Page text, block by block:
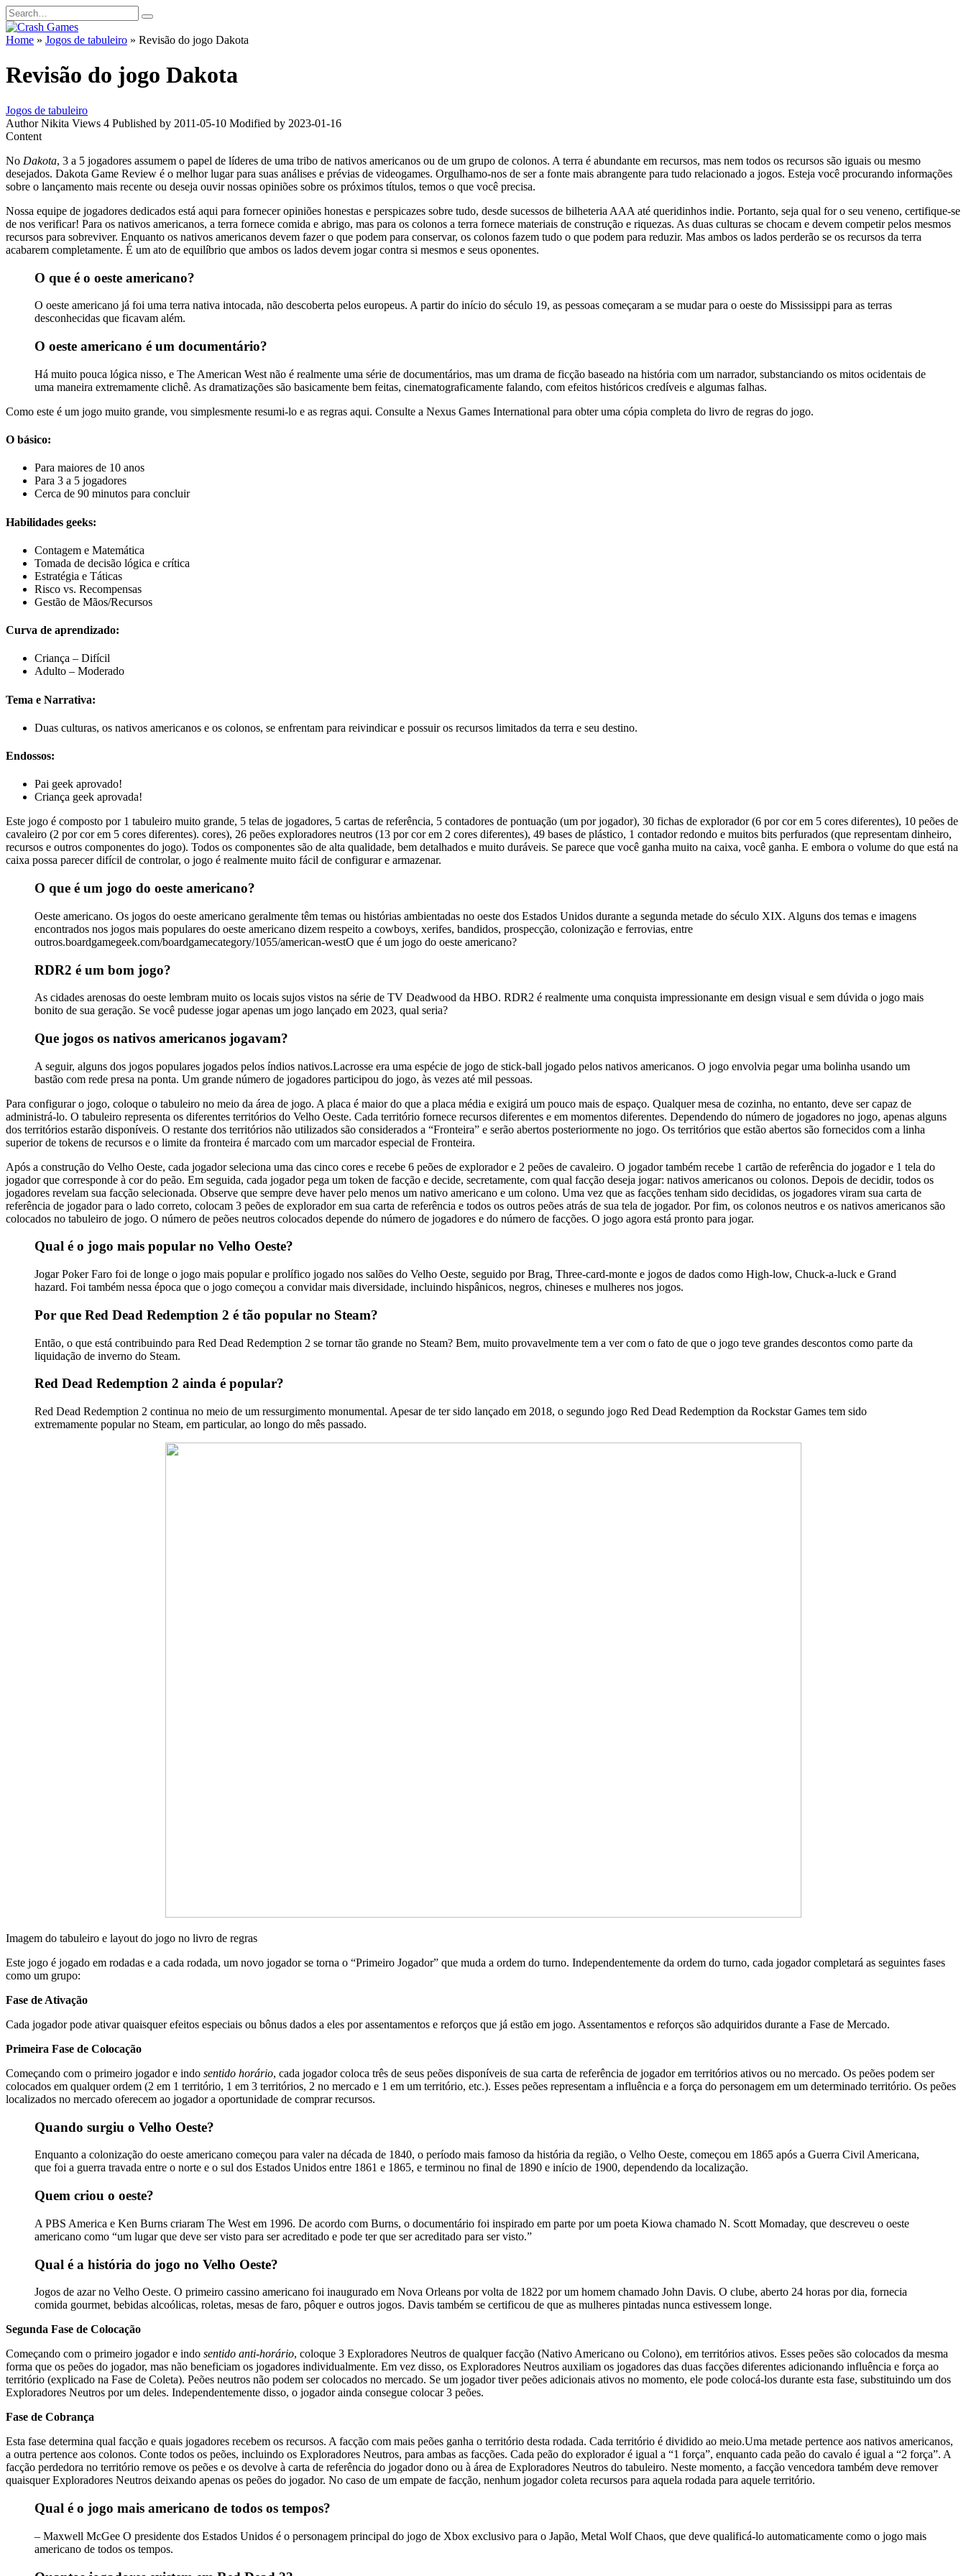
Skip
to
content
Search
for:
Home » Jogos de tabuleiro » Revisão do jogo Dakota
Revisão do jogo Dakota
Jogos de tabuleiro
Author Nikita Views 4 Published by 2011-05-10 Modified by 2023-01-16
Content
No Dakota, 3 a 5 jogadores assumem o papel de líderes de uma tribo de nativos americanos ou de um grupo de colonos. A terra é abundante em recursos, mas nem todos os recursos são iguais ou mesmo
desejados. Dakota Game Review é o melhor lugar para suas análises e prévias de videogames. Orgulhamo-nos de ser a fonte mais abrangente para tudo relacionado a jogos. Esteja você procurando informações
sobre o lançamento mais recente ou deseja ouvir nossas opiniões sobre os próximos títulos, temos o que você precisa.
Nossa equipe de jogadores dedicados está aqui para fornecer opiniões honestas e perspicazes sobre tudo, desde sucessos de bilheteria AAA até queridinhos indie. Portanto, seja qual for o seu veneno, certifique-se
de nos verificar! Para os nativos americanos, a terra fornece comida e abrigo, mas para os colonos a terra fornece materiais de construção e riquezas. As duas culturas se chocam e devem competir pelos mesmos
recursos para sobreviver. Enquanto os nativos americanos devem fazer o que podem para conservar, os colonos fazem tudo o que podem para reduzir. Mas ambos os lados perderão se os recursos da terra
acabarem completamente. É um ato de equilíbrio que ambos os lados devem jogar contra si mesmos e seus oponentes.
O que é o oeste americano?
O oeste americano já foi uma terra nativa intocada, não descoberta pelos europeus. A partir do início do século 19, as pessoas começaram a se mudar para o oeste do Mississippi para as terras
desconhecidas que ficavam além.
O oeste americano é um documentário?
Há muito pouca lógica nisso, e The American West não é realmente uma série de documentários, mas um drama de ficção baseado na história com um narrador, substanciando os mitos ocidentais de
uma maneira extremamente clichê. As dramatizações são basicamente bem feitas, cinematograficamente falando, com efeitos históricos credíveis e algumas falhas.
Como este é um jogo muito grande, vou simplesmente resumi-lo e as regras aqui. Consulte a Nexus Games International para obter uma cópia completa do livro de regras do jogo.
O básico:
Para maiores de 10 anos
Para 3 a 5 jogadores
Cerca de 90 minutos para concluir
Habilidades geeks:
Contagem e Matemática
Tomada de decisão lógica e crítica
Estratégia e Táticas
Risco vs. Recompensas
Gestão de Mãos/Recursos
Curva de aprendizado:
Criança – Difícil
Adulto – Moderado
Tema e Narrativa:
Duas culturas, os nativos americanos e os colonos, se enfrentam para reivindicar e possuir os recursos limitados da terra e seu destino.
Endossos:
Pai geek aprovado!
Criança geek aprovada!
Este jogo é composto por 1 tabuleiro muito grande, 5 telas de jogadores, 5 cartas de referência, 5 contadores de pontuação (um por jogador), 30 fichas de explorador (6 por cor em 5 cores diferentes), 10 peões de
cavaleiro (2 por cor em 5 cores diferentes). cores), 26 peões exploradores neutros (13 por cor em 2 cores diferentes), 49 bases de plástico, 1 contador redondo e muitos bits perfurados (que representam dinheiro,
recursos e outros componentes do jogo). Todos os componentes são de alta qualidade, bem detalhados e muito duráveis. Se parece que você ganha muito na caixa, você ganha. E embora o volume do que está na
caixa possa parecer difícil de controlar, o jogo é realmente muito fácil de configurar e armazenar.
O que é um jogo do oeste americano?
Oeste americano. Os jogos do oeste americano geralmente têm temas ou histórias ambientadas no oeste dos Estados Unidos durante a segunda metade do século XIX. Alguns dos temas e imagens
encontrados nos jogos mais populares do oeste americano dizem respeito a cowboys, xerifes, bandidos, prospecção, colonização e ferrovias, entre
outros.boardgamegeek.com/boardgamecategory/1055/american-westO que é um jogo do oeste americano?
RDR2 é um bom jogo?
As cidades arenosas do oeste lembram muito os locais sujos vistos na série de TV Deadwood da HBO. RDR2 é realmente uma conquista impressionante em design visual e sem dúvida o jogo mais
bonito de sua geração. Se você pudesse jogar apenas um jogo lançado em 2023, qual seria?
Que jogos os nativos americanos jogavam?
A seguir, alguns dos jogos populares jogados pelos índios nativos.Lacrosse era uma espécie de jogo de stick-ball jogado pelos nativos americanos. O jogo envolvia pegar uma bolinha usando um
bastão com rede presa na ponta. Um grande número de jogadores participou do jogo, às vezes até mil pessoas.
Para configurar o jogo, coloque o tabuleiro no meio da área de jogo. A placa é maior do que a placa média e exigirá um pouco mais de espaço. Qualquer mesa de cozinha, no entanto, deve ser capaz de
administrá-lo. O tabuleiro representa os diferentes territórios do Velho Oeste. Cada território fornece recursos diferentes e em momentos diferentes. Dependendo do número de jogadores no jogo, apenas alguns
dos territórios estarão disponíveis. O restante dos territórios não utilizados são considerados a “Fronteira” e serão abertos posteriormente no jogo. Os territórios que estão abertos são fornecidos com a linha
superior de tokens de recursos e o limite da fronteira é marcado com um marcador especial de Fronteira.
Após a construção do Velho Oeste, cada jogador seleciona uma das cinco cores e recebe 6 peões de explorador e 2 peões de cavaleiro. O jogador também recebe 1 cartão de referência do jogador e 1 tela do
jogador que corresponde à cor do peão. Em seguida, cada jogador pega um token de facção e decide, secretamente, com qual facção deseja jogar: nativos americanos ou colonos. Depois de decidir, todos os
jogadores revelam sua facção selecionada. Observe que sempre deve haver pelo menos um nativo americano e um colono. Uma vez que as facções tenham sido decididas, os jogadores viram sua carta de
referência de jogador para o lado correto, colocam 3 peões de explorador em sua carta de referência e todos os outros peões atrás de sua tela de jogador. Por fim, os colonos neutros e os nativos americanos são
colocados no tabuleiro de jogo. O número de peões neutros colocados depende do número de jogadores e do número de facções. O jogo agora está pronto para jogar.
Qual é o jogo mais popular no Velho Oeste?
Jogar Poker Faro foi de longe o jogo mais popular e prolífico jogado nos salões do Velho Oeste, seguido por Brag, Three-card-monte e jogos de dados como High-low, Chuck-a-luck e Grand
hazard. Foi também nessa época que o jogo começou a convidar mais diversidade, incluindo hispânicos, negros, chineses e mulheres nos jogos.
Por que Red Dead Redemption 2 é tão popular no Steam?
Então, o que está contribuindo para Red Dead Redemption 2 se tornar tão grande no Steam? Bem, muito provavelmente tem a ver com o fato de que o jogo teve grandes descontos como parte da
liquidação de inverno do Steam.
Red Dead Redemption 2 ainda é popular?
Red Dead Redemption 2 continua no meio de um ressurgimento monumental. Apesar de ter sido lançado em 2018, o segundo jogo Red Dead Redemption da Rockstar Games tem sido
extremamente popular no Steam, em particular, ao longo do mês passado.
Imagem do tabuleiro e layout do jogo no livro de regras
Este jogo é jogado em rodadas e a cada rodada, um novo jogador se torna o “Primeiro Jogador” que muda a ordem do turno. Independentemente da ordem do turno, cada jogador completará as seguintes fases
como um grupo:
Fase de Ativação
Cada jogador pode ativar quaisquer efeitos especiais ou bônus dados a eles por assentamentos e reforços que já estão em jogo. Assentamentos e reforços são adquiridos durante a Fase de Mercado.
Primeira Fase de Colocação
Começando com o primeiro jogador e indo sentido horário, cada jogador coloca três de seus peões disponíveis de sua carta de referência de jogador em territórios ativos ou no mercado. Os peões podem ser
colocados em qualquer ordem (2 em 1 território, 1 em 3 territórios, 2 no mercado e 1 em um território, etc.). Esses peões representam a influência e a força do personagem em um determinado território. Os peões
localizados no mercado oferecem ao jogador a oportunidade de comprar recursos.
Quando surgiu o Velho Oeste?
Enquanto a colonização do oeste americano começou para valer na década de 1840, o período mais famoso da história da região, o Velho Oeste, começou em 1865 após a Guerra Civil Americana,
que foi a guerra travada entre o norte e o sul dos Estados Unidos entre 1861 e 1865, e terminou no final de 1890 e início de 1900, dependendo da localização.
Quem criou o oeste?
A PBS America e Ken Burns criaram The West em 1996. De acordo com Burns, o documentário foi inspirado em parte por um poeta Kiowa chamado N. Scott Momaday, que descreveu o oeste
americano como “um lugar que deve ser visto para ser acreditado e pode ter que ser acreditado para ser visto.”
Qual é a história do jogo no Velho Oeste?
Jogos de azar no Velho Oeste. O primeiro cassino americano foi inaugurado em Nova Orleans por volta de 1822 por um homem chamado John Davis. O clube, aberto 24 horas por dia, fornecia
comida gourmet, bebidas alcoólicas, roletas, mesas de faro, pôquer e outros jogos. Davis também se certificou de que as mulheres pintadas nunca estivessem longe.
Segunda Fase de Colocação
Começando com o primeiro jogador e indo sentido anti-horário, coloque 3 Exploradores Neutros de qualquer facção (Nativo Americano ou Colono), em territórios ativos. Esses peões são colocados da mesma
forma que os peões do jogador, mas não beneficiam os jogadores individualmente. Em vez disso, os Exploradores Neutros auxiliam os jogadores das duas facções diferentes adicionando influência e força ao
território (explicado na Fase de Coleta). Peões neutros não podem ser colocados no mercado. Se um jogador tiver peões adicionais ativos no momento, ele pode colocá-los durante esta fase, substituindo um dos
Exploradores Neutros por um deles. Independentemente disso, o jogador ainda consegue colocar 3 peões.
Fase de Cobrança
Esta fase determina qual facção e quais jogadores recebem os recursos. A facção com mais peões ganha o território desta rodada. Cada território é dividido ao meio.Uma metade pertence aos nativos americanos,
a outra pertence aos colonos. Conte todos os peões, incluindo os Exploradores Neutros, para ambas as facções. Cada peão do explorador é igual a “1 força”, enquanto cada peão do cavalo é igual a “2 força”. A
facção perdedora no território remove os peões e os devolve à carta de referência do jogador dono ou à área de Exploradores Neutros do tabuleiro. Neste momento, a facção vencedora também deve remover
quaisquer Exploradores Neutros deixando apenas os peões do jogador. No caso de um empate de facção, nenhum jogador coleta recursos para aquela rodada para aquele território.
Qual é o jogo mais americano de todos os tempos?
– Maxwell McGee O presidente dos Estados Unidos é o personagem principal do jogo de Xbox exclusivo para o Japão, Metal Wolf Chaos, que deve qualificá-lo automaticamente como o jogo mais
americano de todos os tempos.